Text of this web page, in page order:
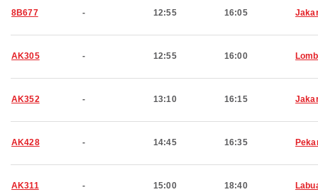
8B677 - 12:55 16:05
AK305 - 12:55 16:00
AK352 - 13:10 16:15
AK428 - 14:45 16:35
AK311 - 15:00 18:40